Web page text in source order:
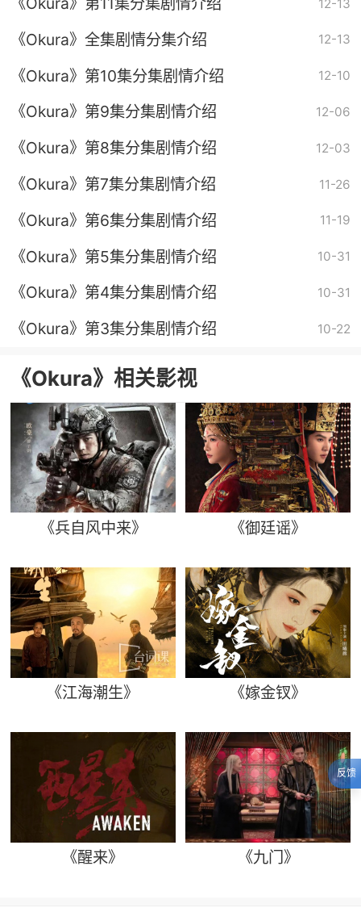
12-13
《Okura》全集剧情分集介绍 12-13
《Okura》第10集分集剧情介绍 12-10
《Okura》第9集分集剧情介绍 12-06
《Okura》第8集分集剧情介绍 12-03
《Okura》第7集分集剧情介绍 11-26
《Okura》第6集分集剧情介绍 11-19
《Okura》第5集分集剧情介绍 10-31
《Okura》第4集分集剧情介绍 10-31
《Okura》第3集分集剧情介绍 10-22
《Okura》相关影视
《兵自风中来》 《御廷谣》
《江海潮生》 《嫁金钗》
《醒来》 《九门》
反馈